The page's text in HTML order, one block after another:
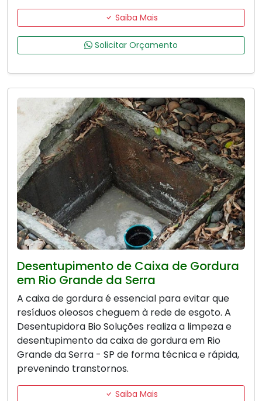
Saiba Mais
Solicitar Orçamento
Desentupimento de Caixa de Gordura
em Rio Grande da Serra
A caixa de gordura é essencial para evitar que
resíduos oleosos cheguem à rede de esgoto. A
Desentupidora Bio Soluções realiza a limpeza e
desentupimento da caixa de gordura em Rio
Grande da Serra - SP de forma técnica e rápida,
prevenindo transtornos.
Saiba Mais